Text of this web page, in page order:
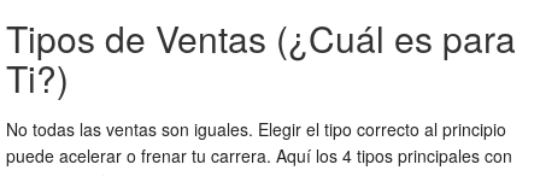
Tipos de Ventas (¿Cuál es para
Ti?)
No todas las ventas son iguales. Elegir el tipo correcto al principio
puede acelerar o frenar tu carrera. Aquí los 4 tipos principales con